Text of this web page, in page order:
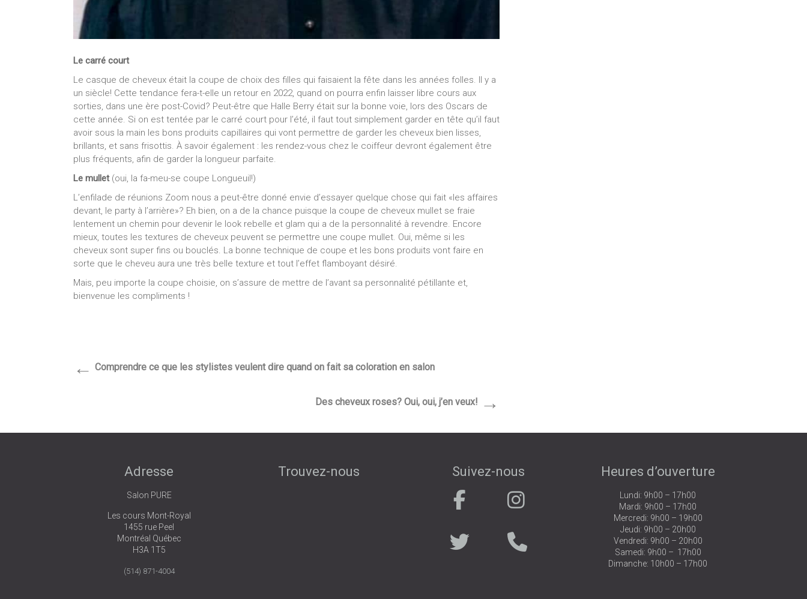
Le carré court
Le casque de cheveux était la coupe de choix des filles qui faisaient la fête dans les années folles. Il y a
un siècle! Cette tendance fera-t-elle un retour en 2022, quand on pourra enfin laisser libre cours aux
sorties, dans une ère post-Covid? Peut-être que Halle Berry était sur la bonne voie, lors des Oscars de
cette année. Si on est tentée par le carré court pour l’été, il faut tout simplement garder en tête qu’il faut
avoir sous la main les bons produits capillaires qui vont permettre de garder les cheveux bien lisses,
brillants, et sans frisottis. À savoir également : les rendez-vous chez le coiffeur devront également être
plus fréquents, afin de garder la longueur parfaite.
Le mullet(oui, la fa-meu-se coupe Longueuil!)
L’enfilade de réunions Zoom nous a peut-être donné envie d’essayer quelque chose qui fait «les affaires
devant, le party à l’arrière»? Eh bien, on a de la chance puisque la coupe de cheveux mullet se fraie
lentement un chemin pour devenir le look rebelle et glam qui a de la personnalité à revendre. Encore
mieux, toutes les textures de cheveux peuvent se permettre une coupe mullet. Oui, même si les
cheveux sont super fins ou bouclés. La bonne technique de coupe et les bons produits vont faire en
sorte que le cheveu aura une très belle texture et tout l’effet flamboyant désiré.
Mais, peu importe la coupe choisie, on s’assure de mettre de l’avant sa personnalité pétillante et,
bienvenue les compliments !
← Comprendre ce que les stylistes veulent dire quand on fait sa coloration en salon
Des cheveux roses? Oui, oui, j’en veux! →
Adresse
Salon PURE
Les cours Mont-Royal
1455 rue Peel
Montréal Québec
H3A 1T5
(514) 871-4004
Trouvez-nous Suivez-nous
. . . . . . . . . . . .
Heures d’ouverture
Lundi: 9h00 – 17h00
Mardi: 9h00 – 17h00
Mercredi: 9h00 – 19h00
Jeudi: 9h00 – 20h00
Vendredi: 9h00 – 20h00
Samedi: 9h00 – 17h00
Dimanche: 10h00 – 17h00